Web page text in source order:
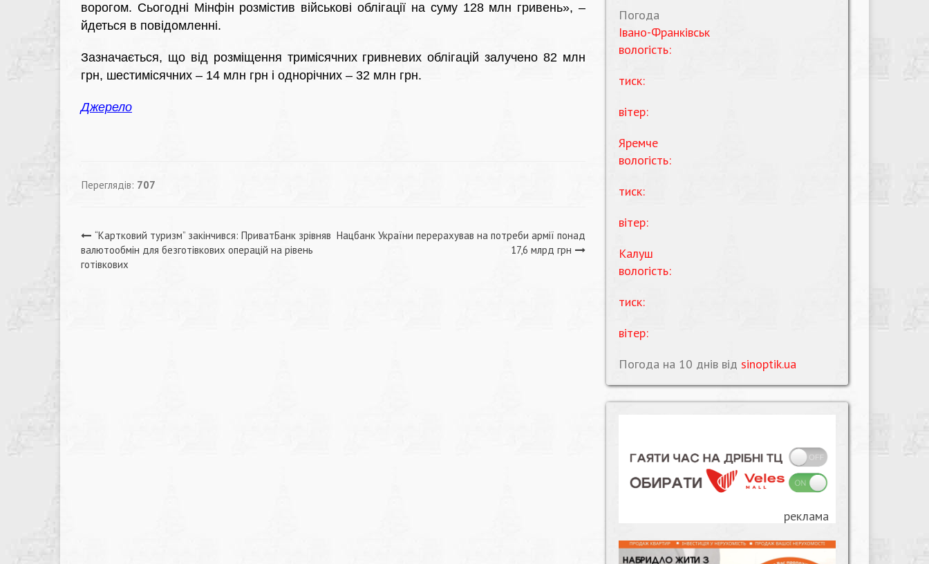
ворогом. Сьогодні Мінфін розмістив військові облігації на суму 128 млн гривень», –
йдеться в повідомленні.
Зазначається, що від розміщення тримісячних гривневих облігацій залучено 82 млн
грн, шестимісячних – 14 млн грн і однорічних – 32 млн грн.
Джерело
Переглядів: 707
Навігація
записів
“Картковий туризм” закінчився: ПриватБанк зрівняв
валютообмін для безготівкових операцій на рівень
готівкових
Нацбанк України перерахував на потреби армії понад
17,6 млрд грн
Погода
Івано-Франківськ
вологість:
тиск:
вітер:
Яремче
вологість:
тиск:
вітер:
Калуш
вологість:
тиск:
вітер:
Погода на 10 днів від sinoptik.ua